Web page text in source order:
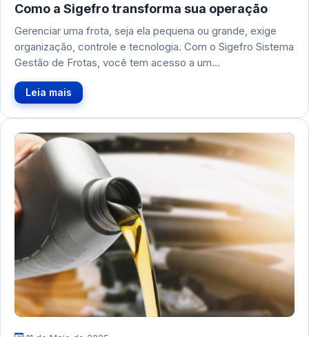
Como a Sigefro transforma sua operação
Gerenciar uma frota, seja ela pequena ou grande, exige
organização, controle e tecnologia. Com o Sigefro Sistema
Gestão de Frotas, você tem acesso a um…
Leia mais